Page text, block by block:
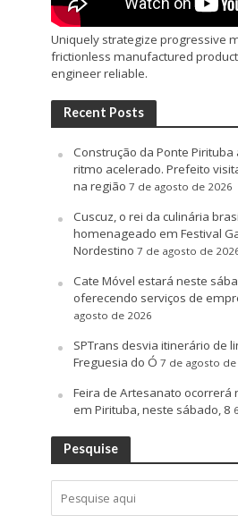
Uniquely strategize progressive
frictionless manufactured
engineer reliable.
Recent Posts
Construção da Ponte
ritmo acelerado. Prefeito
na região 7 de agosto de 2026
Cuscuz, o rei da culinária
homenageado em Festival
Nordestino 7 de agosto de
Cate Móvel estará neste
oferecendo serviços de
agosto de 2026
SPTrans desvia itinerário de
Freguesia do Ó 7 de agosto de
Feira de Artesanato ocorrerá
em Pirituba, neste sábado, 8
Pesquise